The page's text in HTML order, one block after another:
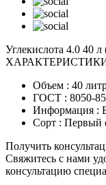
Углекислота 4.0
Объем : 40
ГОСТ : 8050-85
Информация :
Сорт : Первый
Получить
Свяжитесь с нами
консультацию